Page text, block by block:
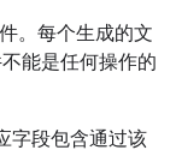
。每个生成的文
能是任何操作的
字段包含通过该